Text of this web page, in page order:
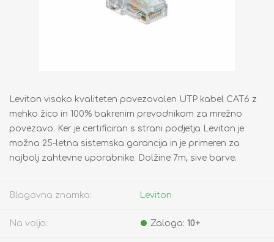
Leviton visoko kvaliteten povezovalen UTP kabel CAT6 z
mehko žico in 100% bakrenim prevodnikom za mrežno
povezavo. Ker je certificiran s strani podjetja Leviton je
možna 25-letna sistemska garancija in je primeren za
najbolj zahtevne uporabnike. Dolžine 7m, sive barve.
Blagovna znamka: Leviton
Na voljo: Zaloga: 10+